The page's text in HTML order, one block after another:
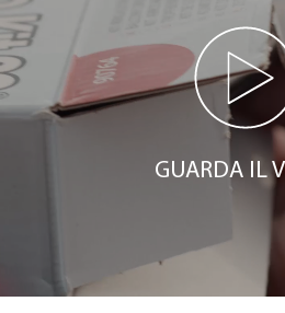
GUARDA IL